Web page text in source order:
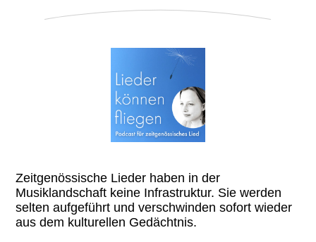
Zeitgenössische Lieder haben in der
Musiklandschaft keine Infrastruktur. Sie werden
selten aufgeführt und verschwinden sofort wieder
aus dem kulturellen Gedächtnis.